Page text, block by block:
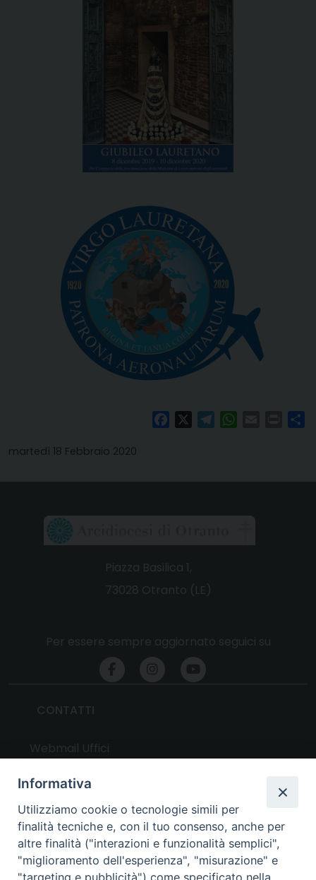
FacebookTelegramWhatsAppPrint
martedì 18 Febbraio 2020
UTILITY
News
Altri articoli
Informativa
Utilizziamo cookie o tecnologie simili per
finalità tecniche e, con il tuo consenso, anche per
altre finalità ("interazioni e funzionalità semplici",
"miglioramento dell'esperienza", "misurazione" e